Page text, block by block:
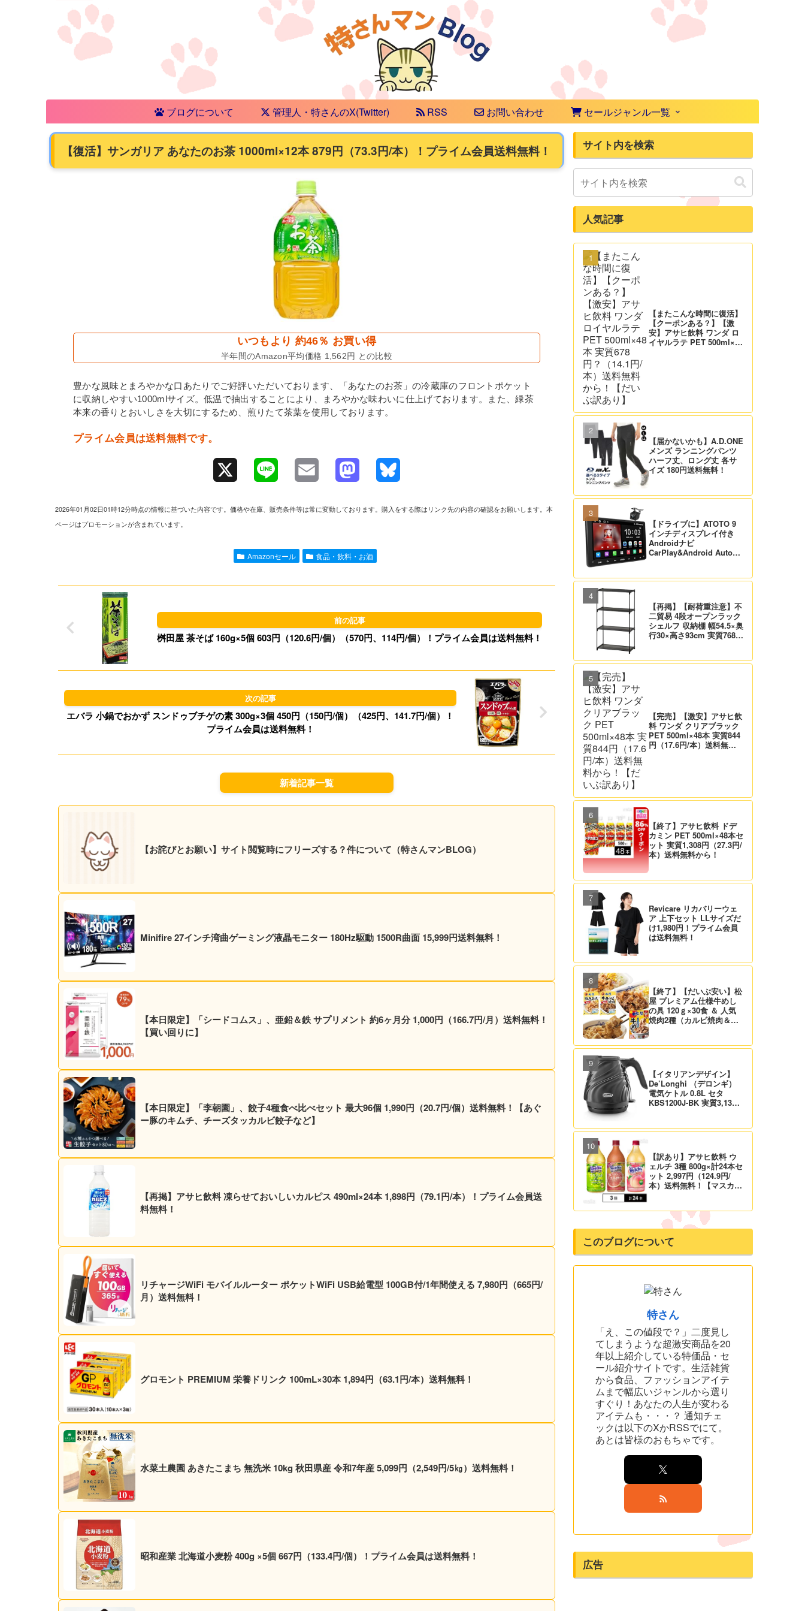
ブログについて 管理人・特さんのX(Twitter) RSS お問い合わせ セールジャンル一覧
【復活】サンガリア あなたのお茶 1000ml×12本 879円（73.3円/本）！プライム会員送料無料！
いつもより 約46％ お買い得
半年間のAmazon平均価格 1,562円 との比較
豊かな風味とまろやかな口あたりでご好評いただいております、「あなたのお茶」の冷蔵庫のフロントポケット
に収納しやすい1000mlサイズ。低温で抽出することにより、まろやかな味わいに仕上げております。また、緑茶
本来の香りとおいしさを大切にするため、煎りたて茶葉を使用しております。
プライム会員は送料無料です。
l o
d
o
n
k
y
2026年01月02日01時12分時点の情報に基づいた内容です。価格や在庫、販売条件等は常に変動しております。購入をする際はリンク先の内容の確認をお願いします。本
ページはプロモーションが含まれています。
Amazonセール 食品・飲料・お酒
桝田屋 茶そば 160g×5個 603円（120.6円/個）（570円、114円/個）！プライム会員は送料無料！
エバラ 小鍋でおかず スンドゥブチゲの素 300g×3個 450円（150円/個）（425円、141.7円/個）！
プライム会員は送料無料！
新着記事一覧
【お詫びとお願い】サイト閲覧時にフリーズする？件について（特さんマンBLOG）
Minifire 27インチ湾曲ゲーミング液晶モニター 180Hz駆動 1500R曲面 15,999円送料無料！
【本日限定】「シードコムス」、亜鉛＆鉄 サプリメント 約6ヶ月分 1,000円（166.7円/月）送料無料！
【買い回りに】
【本日限定】「李朝園」、餃子4種食べ比べセット 最大96個 1,990円（20.7円/個）送料無料！【あぐ
ー豚のキムチ、チーズタッカルビ餃子など】
【再掲】アサヒ飲料 凍らせておいしいカルピス 490ml×24本 1,898円（79.1円/本）！プライム会員送
料無料！
リチャージWiFi モバイルルーター ポケットWiFi USB給電型 100GB付/1年間使える 7,980円（665円/
月）送料無料！
グロモント PREMIUM 栄養ドリンク 100mL×30本 1,894円（63.1円/本）送料無料！
水菜土農園 あきたこまち 無洗米 10kg 秋田県産 令和7年産 5,099円（2,549円/5㎏）送料無料！
昭和産業 北海道小麦粉 400g ×5個 667円（133.4円/個）！プライム会員は送料無料！
サイト内を検索
人気記事
【またこんな時間に復活】
【クーポンある？】【激
安】アサヒ飲料 ワンダ ロ
イヤルラテ PET 500ml×48
【届かないかも】A.D.ONE
メンズ ランニングパンツ
ハーフ丈、ロング丈 各サ
イズ 180円送料無料！
【ドライブに】ATOTO 9
インチディスプレイ付き
Androidナビ
CarPlay&Android Auto対
【再掲】【耐荷重注意】不
二貿易 4段オープンラック
シェルフ 収納棚 幅54.5×奥
行30×高さ93cm 実質768
【完売】【激安】アサヒ飲
料 ワンダ クリアブラック
PET 500ml×48本 実質844
円（17.6円/本）送料無料
【終了】アサヒ飲料 ドデ
カミン PET 500ml×48本セ
ット 実質1,308円（27.3円/
本）送料無料から！
Revicare リカバリーウェ
ア 上下セット LLサイズだ
け1,980円！プライム会員
は送料無料！
【終了】【だいぶ安い】松
屋 プレミアム仕様牛めし
の具 120ｇ×30食 ＆ 人気
焼肉2種（カルビ焼肉＆生
料！
【イタリアンデザイン】
De’Longhi （デロンギ）
電気ケトル 0.8L セタ
KBS1200J-BK 実質3,132
【訳あり】アサヒ飲料 ウ
ェルチ 3種 800g×計24本セ
ット 2,997円（124.9円/
本）送料無料！【マスカッ
このブログについて
特さん
「え、この値段で？」二度見し
てしまうような超激安商品を20
年以上紹介している特価品・セ
ール紹介サイトです。生活雑貨
から食品、ファッションアイテ
ムまで幅広いジャンルから選り
すぐり！あなたの人生が変わる
アイテムも・・・？ 通知チェ
ックは以下のXかRSSでにて。
あとは皆様のおもちゃです。
広告